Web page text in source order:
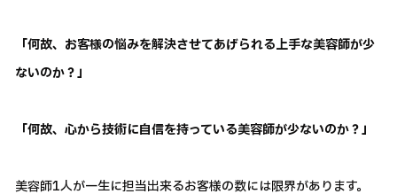
「何故、お客様の悩みを解決させてあげられる上手な美容師が少
ないのか？」
「何故、心から技術に自信を持っている美容師が少ないのか？」
美容師1人が一生に担当出来るお客様の数には限界があります。